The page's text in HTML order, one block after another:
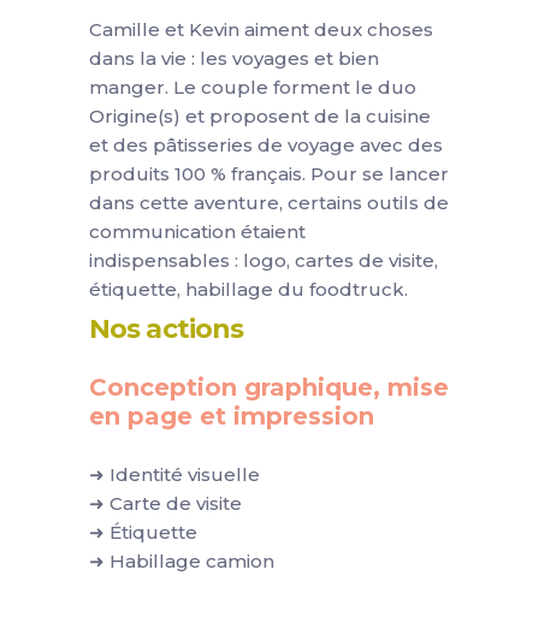
Camille et Kevin aiment deux choses
dans la vie : les voyages et bien
manger. Le couple forment le duo
Origine(s) et proposent de la cuisine
et des pâtisseries de voyage avec des
produits 100 % français. Pour se lancer
dans cette aventure, certains outils de
communication étaient
indispensables : logo, cartes de visite,
étiquette, habillage du foodtruck.
Nos actions
Conception graphique, mise
en page et impression
➜ Identité visuelle
➜ Carte de visite
➜ Étiquette
➜ Habillage camion